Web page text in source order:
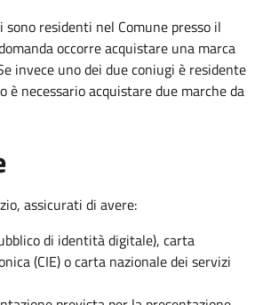
residenti nel Comune presso il
occorre acquistare una marca
invece uno dei due coniugi è residente
è necessario acquistare due marche da
assicurati di avere:
di identità digitale), carta
(CIE) o carta nazionale dei servizi